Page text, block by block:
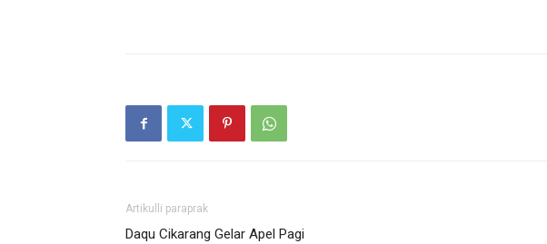
Artikulli paraprak
Daqu Cikarang Gelar Apel Pagi